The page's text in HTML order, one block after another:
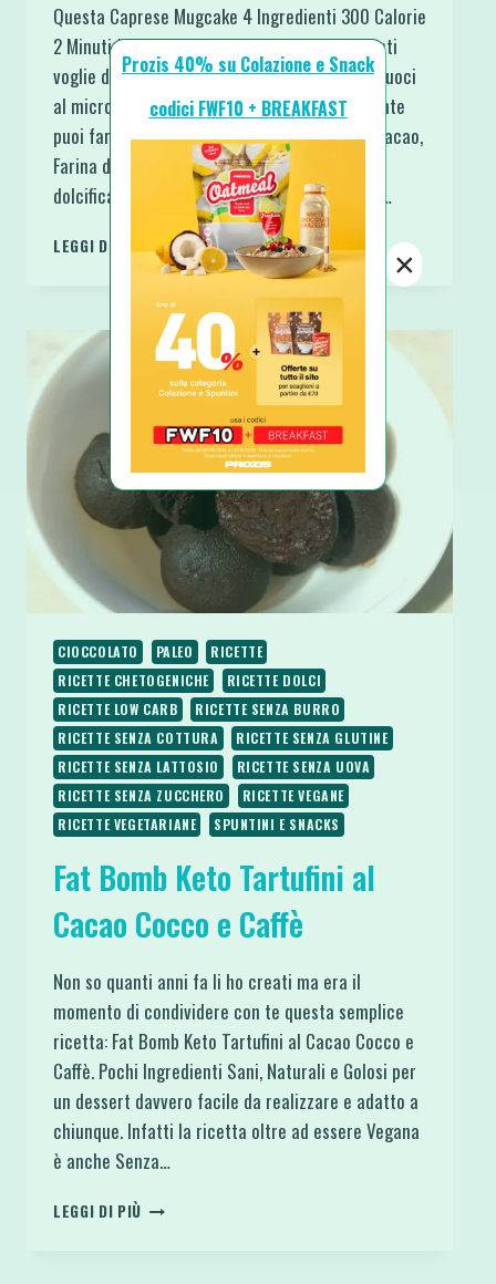
Questa Caprese Mugcake 4 Ingredienti 300 Calorie
2 Minuti è pronta a soddisfare le tue impellenti
voglie di buono. Unisci tutti gli ingredienti e cuoci
al microonde in un paio di minuti. Ed ovviamente
puoi fare tutto nella stessa tazza o ciotola. Cacao,
Farina di Mandorle, Uova/Albume e il tuo
dolcificante preferito. Quindi Semplice, Sana…
LEGGI DI PIÙ
CAPRESE
MUGCAKE
INGREDIENTI
300
CALORIE
MINUTI
CIOCCOLATO PALEO
RICETTE
RICETTE CHETOGENICHE
RICETTE DOLCI
RICETTE LOW CARB
RICETTE SENZA BURRO
RICETTE SENZA COTTURA
RICETTE SENZA GLUTINE
RICETTE SENZA LATTOSIO
RICETTE SENZA UOVA
RICETTE SENZA ZUCCHERO
RICETTE VEGANE
RICETTE VEGETARIANE
SPUNTINI E SNACKS
Fat Bomb Keto Tartufini al
Cacao Cocco e Caffè
Non so quanti anni fa li ho creati ma era il
momento di condividere con te questa semplice
ricetta: Fat Bomb Keto Tartufini al Cacao Cocco e
Caffè. Pochi Ingredienti Sani, Naturali e Golosi per
un dessert davvero facile da realizzare e adatto a
chiunque. Infatti la ricetta oltre ad essere Vegana
è anche Senza…
LEGGI DI PIÙ FAT
Prozis 40% su Colazione e Snack
codici FWF10 + BREAKFAST
×